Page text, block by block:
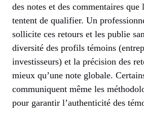
des notes et des commentaires que
tentent de qualifier. Un
sollicite ces retours et les publie
diversité des profils témoins
investisseurs) et la précision des
mieux qu’une note globale.
communiquent même les
pour garantir l’authenticité des